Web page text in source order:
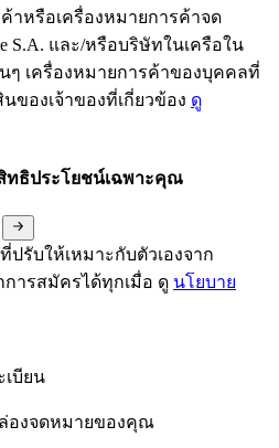
าหรือเครื่องหมายการค้าจด
S.A. และ/หรือบริษัทในเครือใน
ๆ เครื่องหมายการค้าของบุคคลที่
ของเจ้าของที่เกี่ยวข้อง ดู
ทธิประโยชน์เฉพาะคุณ
รับให้เหมาะกับตัวเองจาก
การสมัครได้ทุกเมื่อ ดู นโยบาย
บียน
องจดหมายของคุณ